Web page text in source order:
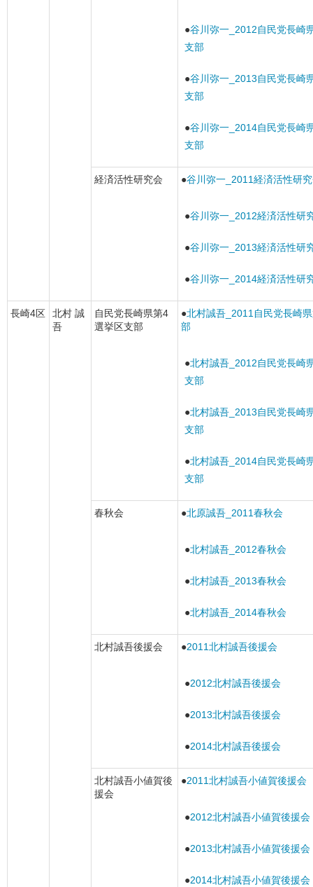
●谷川弥一_2012自民党長崎
支部
●谷川弥一_2013自民党長崎
支部
●谷川弥一_2014自民党長崎
支部
経済活性研究会 ●谷川弥一_2011経済活性研
●谷川弥一_2012経済活性研
●谷川弥一_2013経済活性研
●谷川弥一_2014経済活性研
長崎4区
北村 誠
吾
自民党長崎県第4
選挙区支部
●北村誠吾_2011自民党長崎
部
●北村誠吾_2012自民党長崎
支部
●北村誠吾_2013自民党長崎
支部
●北村誠吾_2014自民党長崎
支部
春秋会 ●北原誠吾_2011春秋会
●北村誠吾_2012春秋会
●北村誠吾_2013春秋会
●北村誠吾_2014春秋会
北村誠吾後援会 ●2011北村誠吾後援会
●2012北村誠吾後援会
●2013北村誠吾後援会
●2014北村誠吾後援会
北村誠吾小値賀後
援会
●2011北村誠吾小値賀後援会
●2012北村誠吾小値賀後援会
●2013北村誠吾小値賀後援会
●2014北村誠吾小値賀後援会